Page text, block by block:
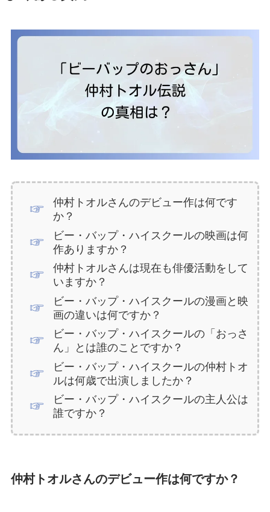
仲村トオルさんのデビュー作は何です
か？
ビー・バップ・ハイスクールの映画は何
作ありますか？
仲村トオルさんは現在も俳優活動をして
いますか？
ビー・バップ・ハイスクールの漫画と映
画の違いは何ですか？
ビー・バップ・ハイスクールの「おっさ
ん」とは誰のことですか？
ビー・バップ・ハイスクールの仲村トオ
ルは何歳で出演しましたか？
ビー・バップ・ハイスクールの主人公は
誰ですか？
仲村トオルさんのデビュー作は何ですか？